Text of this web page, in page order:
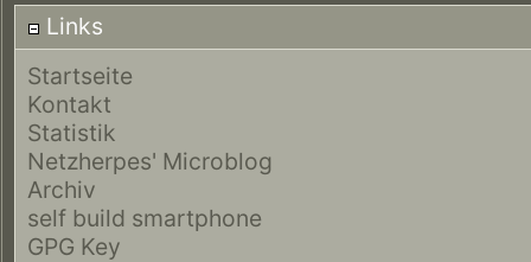
Links
Startseite
Kontakt
Statistik
Netzherpes' Microblog
Archiv
self build smartphone
GPG Key